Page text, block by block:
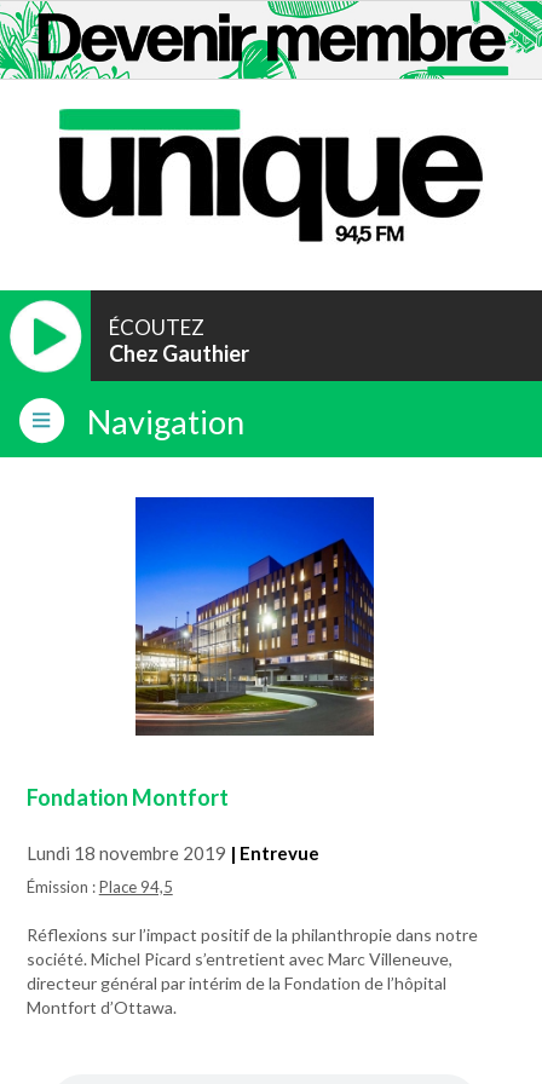
ÉCOUTEZ
Chez Gauthier
Navigation
Fondation Montfort
Lundi 18 novembre 2019 | Entrevue
Émission :Place 94,5
Réflexions sur l’impact positif de la philanthropie dans notre
société. Michel Picard s’entretient avec Marc Villeneuve,
directeur général par intérim de la Fondation de l’hôpital
Montfort d’Ottawa.